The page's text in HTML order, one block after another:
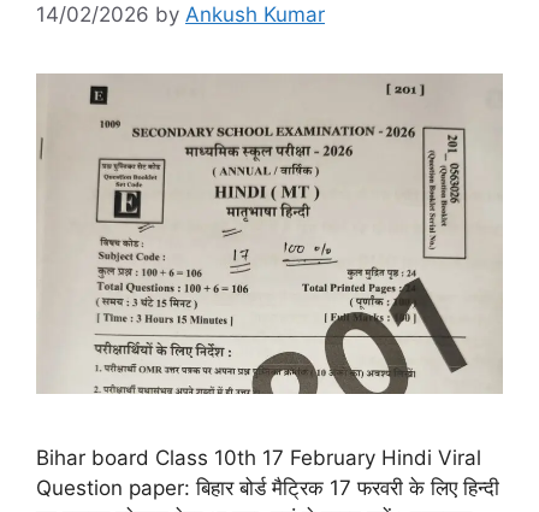
14/02/2026 by Ankush Kumar
Bihar board Class 10th 17 February Hindi Viral
Question paper: बिहार बोर्ड मैट्रिक 17 फरवरी के लिए हिन्दी